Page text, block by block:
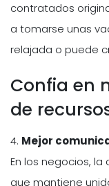
contratados
a tomarse unas
relajada o puede
Confia en
de
4. Mejor
En los negocios,
que mantiene